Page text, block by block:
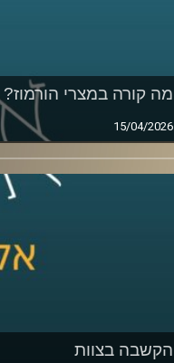
מה קורה במצרי הורמוז?
15/04/2026
הקשבה בצוות